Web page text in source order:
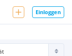
Einloggen